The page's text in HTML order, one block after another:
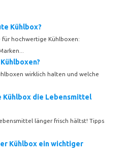
Kühlbox?
für hochwertige Kühlboxen:
wirklich halten und welche
Kühlbox die Lebensmittel
länger frisch hältst! Tipps
Kühlbox ein wichtiger